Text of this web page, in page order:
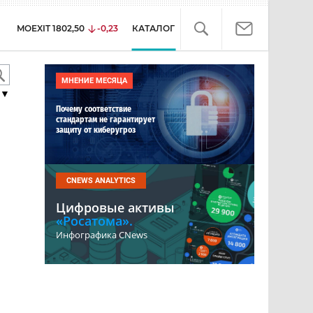
MOEXIT 1802,50 -0,23 КАТАЛОГ
МНЕНИЕ МЕСЯЦА
Почему соответствие
стандартам не гарантирует
защиту от киберугроз
CNEWS ANALYTICS
Цифровые активы
«Росатома».
Инфографика CNews